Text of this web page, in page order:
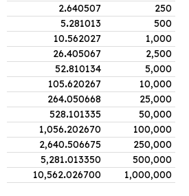
250
2.640507
500
5.281013
1,000
10.562027
2,500
26.405067
5,000
52.810134
10,000
105.620267
25,000
264.050668
50,000
528.101335
100,000
1,056.202670
250,000
2,640.506675
500,000
5,281.013350
1,000,000
10,562.026700